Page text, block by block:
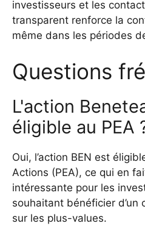
investisseurs et les
transparent renforce la
même dans les périodes
Questions
L'action
éligible au PEA
Oui, l’action BEN est
Actions (PEA), ce qui en
intéressante pour les
souhaitant bénéficier
sur les plus-values.